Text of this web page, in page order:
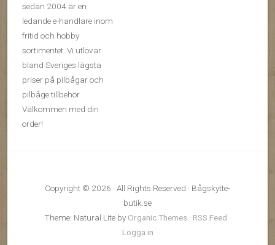
sedan 2004 är en
ledande e-handlare inom
fritid och hobby
sortimentet. Vi utlovar
bland Sveriges lägsta
priser på pilbågar och
pilbåge tillbehör.
Välkommen med din
order!
Copyright © 2026 · All Rights Reserved · Bågskytte-
butik.se
Theme: Natural Lite by Organic Themes · RSS Feed ·
Logga in